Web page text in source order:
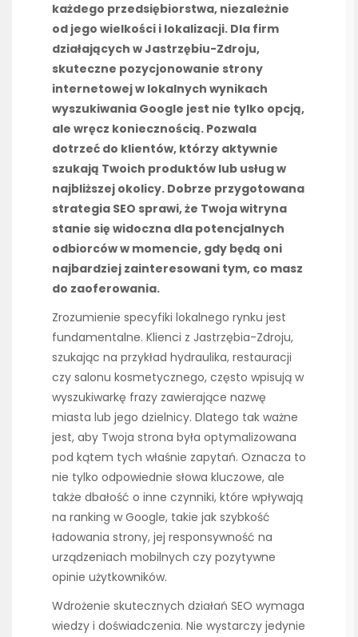
każdego przedsiębiorstwa, niezależnie
od jego wielkości i lokalizacji. Dla firm
działających w Jastrzębiu-Zdroju,
skuteczne pozycjonowanie strony
internetowej w lokalnych wynikach
wyszukiwania Google jest nie tylko opcją,
ale wręcz koniecznością. Pozwala
dotrzeć do klientów, którzy aktywnie
szukają Twoich produktów lub usług w
najbliższej okolicy. Dobrze przygotowana
strategia SEO sprawi, że Twoja witryna
stanie się widoczna dla potencjalnych
odbiorców w momencie, gdy będą oni
najbardziej zainteresowani tym, co masz
do zaoferowania.
Zrozumienie specyfiki lokalnego rynku jest
fundamentalne. Klienci z Jastrzębia-Zdroju,
szukając na przykład hydraulika, restauracji
czy salonu kosmetycznego, często wpisują w
wyszukiwarkę frazy zawierające nazwę
miasta lub jego dzielnicy. Dlatego tak ważne
jest, aby Twoja strona była optymalizowana
pod kątem tych właśnie zapytań. Oznacza to
nie tylko odpowiednie słowa kluczowe, ale
także dbałość o inne czynniki, które wpływają
na ranking w Google, takie jak szybkość
ładowania strony, jej responsywność na
urządzeniach mobilnych czy pozytywne
opinie użytkowników.
Wdrożenie skutecznych działań SEO wymaga
wiedzy i doświadczenia. Nie wystarczy jedynie